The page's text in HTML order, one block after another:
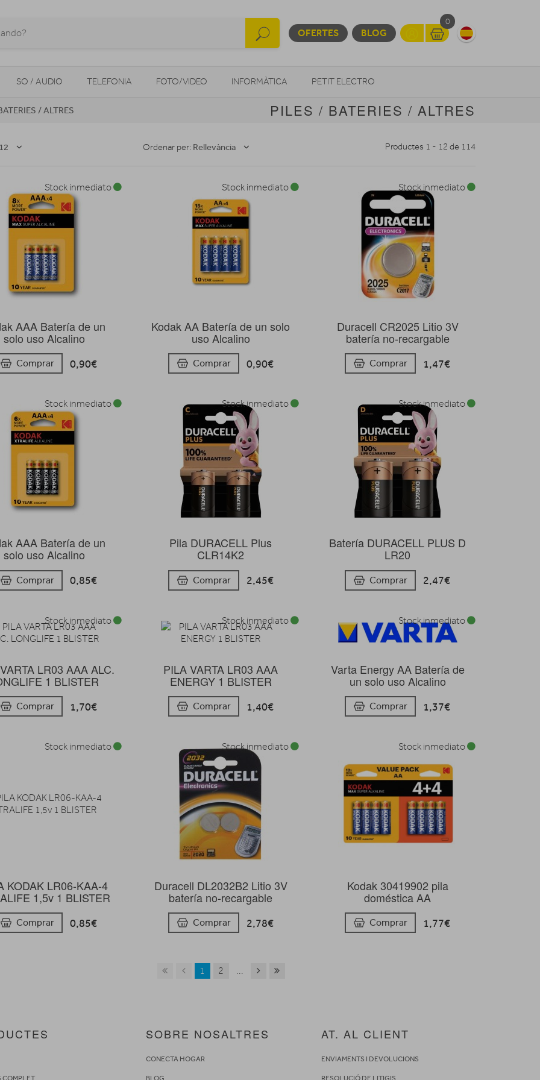
OFERTES BLOG
0
SO / AUDIO TELEFONIA FOTO/VIDEO INFORMÀTICA PETIT ELECTRO
MOBILITAT URBANA OTROS
/ ALTRES PILES / BATERIES / ALTRES
Ordenar per: Rellevància Productes 1 - 12 de 114
AAA Batería de un
solo uso Alcalino
Comprar 0,90€
Stock inmediato
Kodak AA Batería de un solo
uso Alcalino
Comprar 0,90€
Stock inmediato
Duracell CR2025 Litio 3V
batería no-recargable
Comprar 1,47€
Stock inmediato
AAA Batería de un
solo uso Alcalino
Comprar 0,85€
Stock inmediato
Pila DURACELL Plus
CLR14K2
Comprar 2,45€
Stock inmediato
Batería DURACELL PLUS D
LR20
Comprar 2,47€
Stock inmediato
LR03 AAA ALC.
1 BLISTER
Comprar 1,70€
Stock inmediato
PILA VARTA LR03 AAA
ENERGY 1 BLISTER
Comprar 1,40€
Stock inmediato
Varta Energy AA Batería de
un solo uso Alcalino
Comprar 1,37€
Stock inmediato
KODAK LR06-KAA-4
1,5v 1 BLISTER
Comprar 0,85€
Stock inmediato
Duracell DL2032B2 Litio 3V
batería no-recargable
Comprar 2,78€
Stock inmediato
Kodak 30419902 pila
doméstica AA
Comprar 1,77€
Stock inmediato
1 2 ...
SOBRE NOSALTRES
CONECTA HOGAR
AT. AL CLIENT
ENVIAMENTS I DEVOLUCIONS